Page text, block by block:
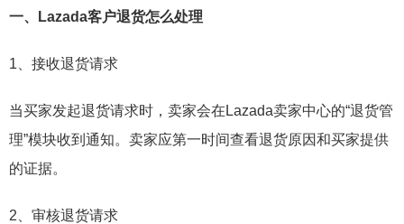
一、Lazada客户退货怎么处理
1、接收退货请求
当买家发起退货请求时，卖家会在Lazada卖家中心的“退货管
理”模块收到通知。卖家应第一时间查看退货原因和买家提供
的证据。
2、审核退货请求